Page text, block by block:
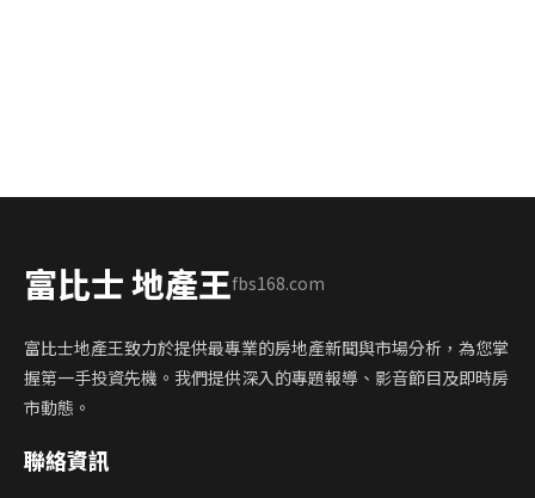
富比士 地產王fbs168.com
富比士地產王致力於提供最專業的房地產新聞與市場分析，為您掌
握第一手投資先機。我們提供深入的專題報導、影音節目及即時房
市動態。
聯絡資訊